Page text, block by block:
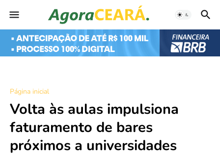
Página inicial
Volta às aulas impulsiona
faturamento de bares
próximos a universidades